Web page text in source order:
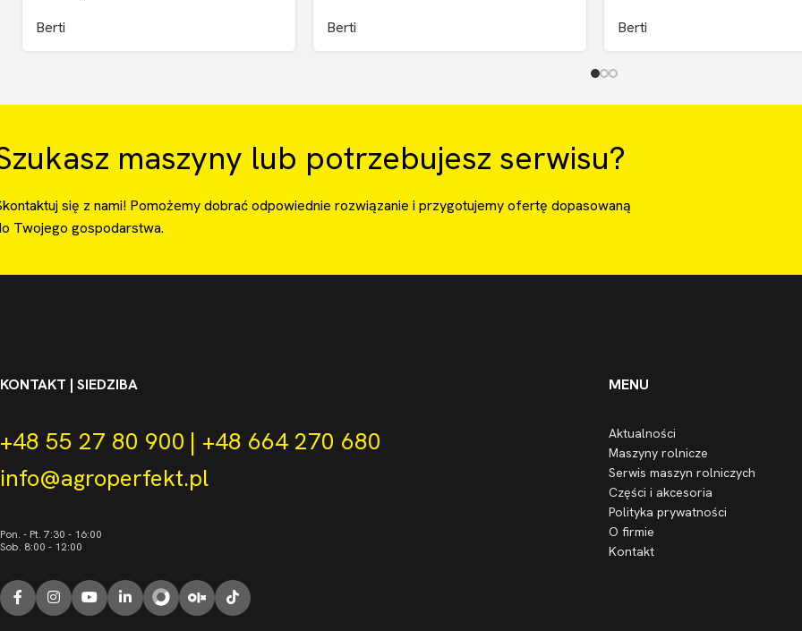
Berti Berti Berti
maszyny lub potrzebujesz serwisu?
się z nami! Pomożemy dobrać odpowiednie rozwiązanie i przygotujemy ofertę dopasowaną
Twojego gospodarstwa.
KONTAKT | SIEDZIBA
+48 55 27 80 900 | +48 664 270 680
info@agroperfekt.pl
Pon. - Pt. 7:30 - 16:00
Sob. 8:00 - 12:00
MENU
Aktualności
Maszyny rolnicze
Serwis maszyn rolniczych
Części i akcesoria
Polityka prywatności
O firmie
Kontakt